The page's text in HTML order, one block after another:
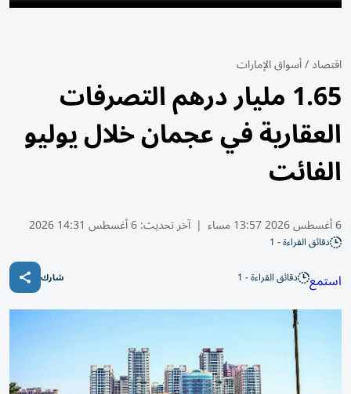
اقتصاد/أسواق الإمارات
1.65 مليار درهم التصرفات
العقارية في عجمان خلال يوليو
الفائت
6 أغسطس 2026 13:57 مساء | آخر تحديث:6 أغسطس 14:31 2026
دقائق القراءة - 1
استمع دقائق القراءة - 1 شارك